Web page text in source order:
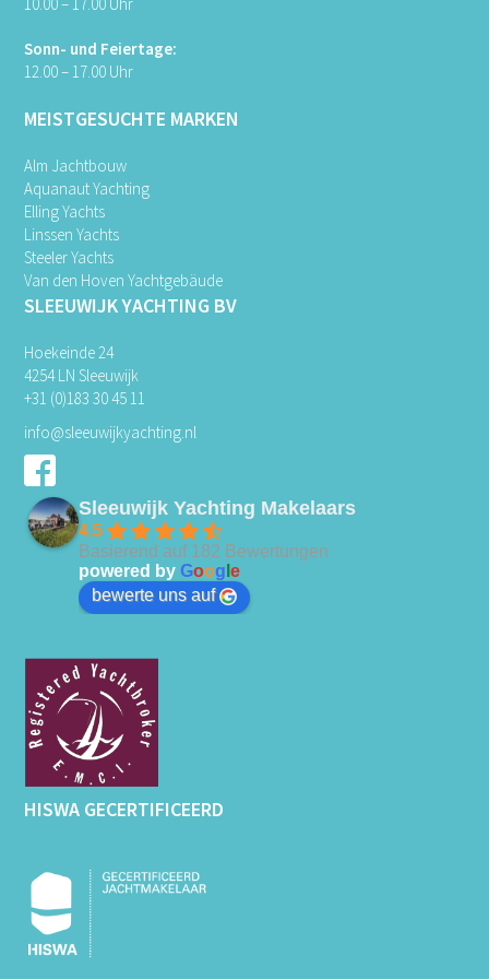
Sonn- und Feiertage:
12.00 – 17.00 Uhr
MEISTGESUCHTE MARKEN
Alm Jachtbouw
Aquanaut Yachting
Elling Yachts
Linssen Yachts
Steeler Yachts
Van den Hoven Yachtgebäude
SLEEUWIJK YACHTING BV
Hoekeinde 24
4254 LN Sleeuwijk
+31 (0)183 30 45 11
info@sleeuwijkyachting.nl
Sleeuwijk Yachting Makelaars
4.5
Basierend auf 182 Bewertungen
powered byGoog le
bewerte uns auf
HISWA GECERTIFICEERD